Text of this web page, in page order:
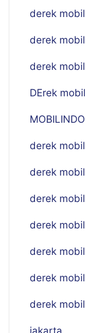
derek
derek
derek
DErek
derek
derek
derek
derek
derek
derek
derek
jakarta